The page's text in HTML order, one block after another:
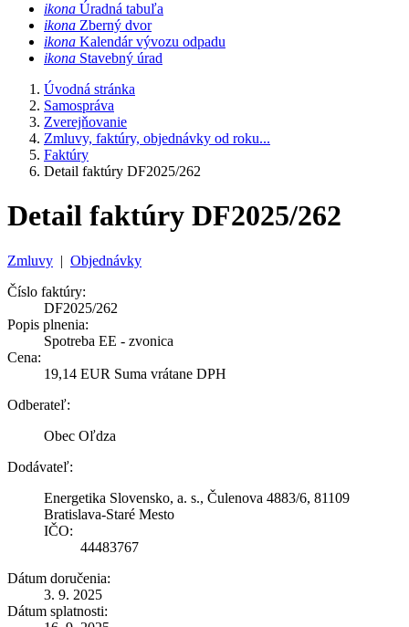
ikona Úradná tabuľa
ikona Zberný dvor
ikona Kalendár vývozu odpadu
ikona Stavebný úrad
Úvodná stránka
Samospráva
Zverejňovanie
Zmluvy, faktúry, objednávky od roku...
Faktúry
Detail faktúry DF2025/262
Detail faktúry DF2025/262
Zmluvy | Objednávky
Číslo faktúry:
DF2025/262
Popis plnenia:
Spotreba EE - zvonica
Cena:
19,14 EUR Suma vrátane DPH
Odberateľ:
Obec Oľdza
Dodávateľ:
Energetika Slovensko, a. s., Čulenova 4883/6, 81109
Bratislava-Staré Mesto
IČO:
44483767
Dátum doručenia:
3. 9. 2025
Dátum splatnosti: